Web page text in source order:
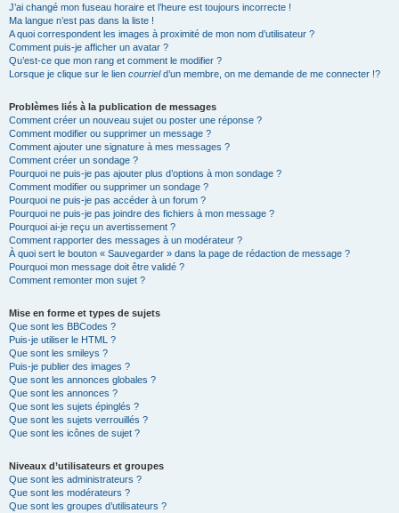
J’ai changé mon fuseau horaire et l’heure est toujours incorrecte !
Ma langue n’est pas dans la liste !
A quoi correspondent les images à proximité de mon nom d’utilisateur ?
Comment puis-je afficher un avatar ?
Qu’est-ce que mon rang et comment le modifier ?
Lorsque je clique sur le lien courrield’un membre, on me demande de me connecter !?
Problèmes liés à la publication de messages
Comment créer un nouveau sujet ou poster une réponse ?
Comment modifier ou supprimer un message ?
Comment ajouter une signature à mes messages ?
Comment créer un sondage ?
Pourquoi ne puis-je pas ajouter plus d’options à mon sondage ?
Comment modifier ou supprimer un sondage ?
Pourquoi ne puis-je pas accéder à un forum ?
Pourquoi ne puis-je pas joindre des fichiers à mon message ?
Pourquoi ai-je reçu un avertissement ?
Comment rapporter des messages à un modérateur ?
À quoi sert le bouton « Sauvegarder » dans la page de rédaction de message ?
Pourquoi mon message doit être validé ?
Comment remonter mon sujet ?
Mise en forme et types de sujets
Que sont les BBCodes ?
Puis-je utiliser le HTML ?
Que sont les smileys ?
Puis-je publier des images ?
Que sont les annonces globales ?
Que sont les annonces ?
Que sont les sujets épinglés ?
Que sont les sujets verrouillés ?
Que sont les icônes de sujet ?
Niveaux d’utilisateurs et groupes
Que sont les administrateurs ?
Que sont les modérateurs ?
Que sont les groupes d’utilisateurs ?